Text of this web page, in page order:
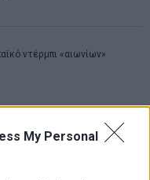
My Personal
ντέρμπι «αιωνίων»